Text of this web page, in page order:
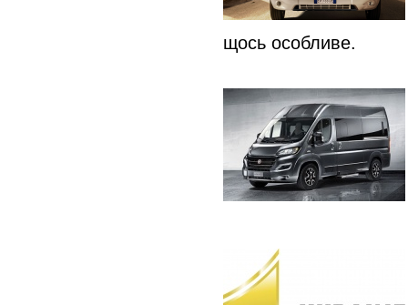
щось особливе.